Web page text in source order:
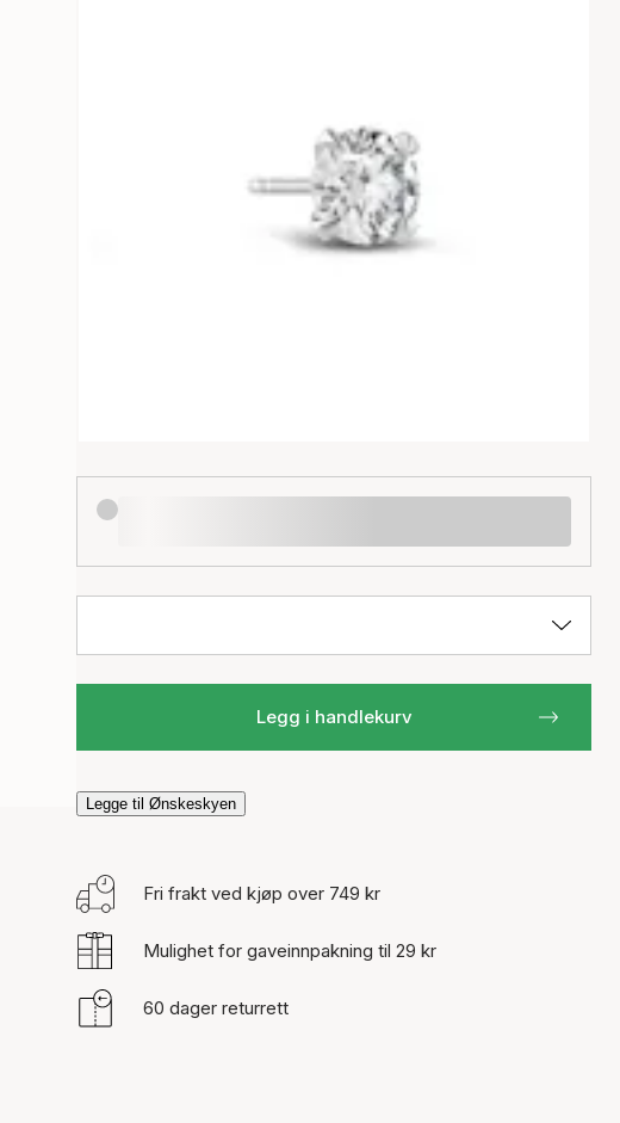
Legg i handlekurv
Legge til Ønskeskyen
Fri frakt ved kjøp over 749 kr
Mulighet for gaveinnpakning til 29 kr
60 dager returrett